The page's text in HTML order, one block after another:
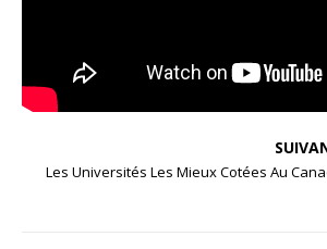
Les Universités Les Mieux Cotées Au